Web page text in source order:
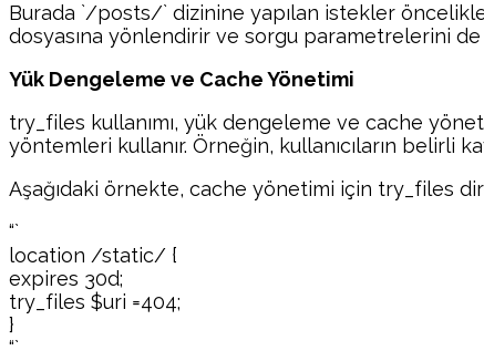
Burada `/posts/` dizinine yapılan istekler
dosyasına yönlendirir ve sorgu parametrelerini
Yük Dengeleme ve Cache Yönetimi
try_files kullanımı, yük dengeleme ve cache
yöntemleri kullanır. Örneğin, kullanıcıların belirli
Aşağıdaki örnekte, cache yönetimi için try_files
“`
location /static/ {
expires 30d;
try_files $uri =404;
}
“`